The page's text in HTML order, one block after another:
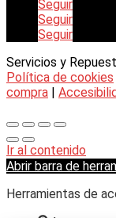
Seguir
Seguir
Seguir
Servicios y
Política de cookies
compra |
Ir al contenido
Abrir barra de
Herramientas de